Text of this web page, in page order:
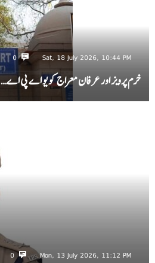
Sat, 18 July 2026, 10:44 PM
0
خرم پرویز اور عرفان معراج کو یو اے پی اے…
Mon, 13 July 2026, 11:12 PM
0